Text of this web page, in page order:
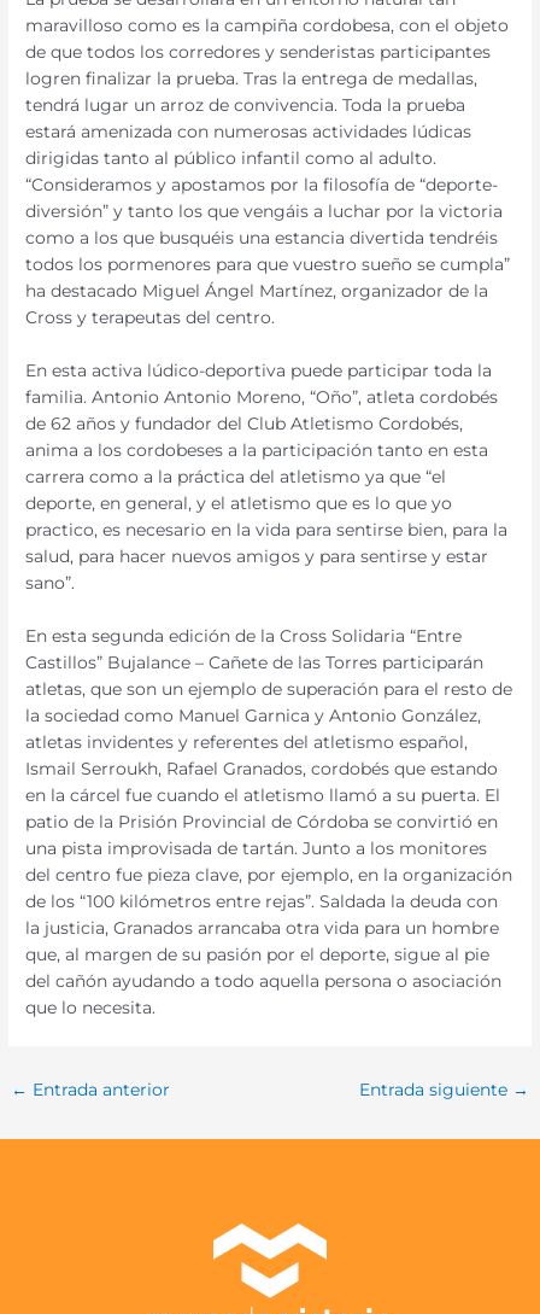
maravilloso como es la campiña cordobesa, con el objeto
de que todos los corredores y senderistas participantes
logren finalizar la prueba. Tras la entrega de medallas,
tendrá lugar un arroz de convivencia. Toda la prueba
estará amenizada con numerosas actividades lúdicas
dirigidas tanto al público infantil como al adulto.
“Consideramos y apostamos por la filosofía de “deporte-
diversión” y tanto los que vengáis a luchar por la victoria
como a los que busquéis una estancia divertida tendréis
todos los pormenores para que vuestro sueño se cumpla”
ha destacado Miguel Ángel Martínez, organizador de la
Cross y terapeutas del centro.
En esta activa lúdico-deportiva puede participar toda la
familia. Antonio Antonio Moreno, “Oño”, atleta cordobés
de 62 años y fundador del Club Atletismo Cordobés,
anima a los cordobeses a la participación tanto en esta
carrera como a la práctica del atletismo ya que “el
deporte, en general, y el atletismo que es lo que yo
practico, es necesario en la vida para sentirse bien, para la
salud, para hacer nuevos amigos y para sentirse y estar
sano”.
En esta segunda edición de la Cross Solidaria “Entre
Castillos” Bujalance – Cañete de las Torres participarán
atletas, que son un ejemplo de superación para el resto de
la sociedad como Manuel Garnica y Antonio González,
atletas invidentes y referentes del atletismo español,
Ismail Serroukh, Rafael Granados, cordobés que estando
en la cárcel fue cuando el atletismo llamó a su puerta. El
patio de la Prisión Provincial de Córdoba se convirtió en
una pista improvisada de tartán. Junto a los monitores
del centro fue pieza clave, por ejemplo, en la organización
de los “100 kilómetros entre rejas”. Saldada la deuda con
la justicia, Granados arrancaba otra vida para un hombre
que, al margen de su pasión por el deporte, sigue al pie
del cañón ayudando a todo aquella persona o asociación
que lo necesita.
← Entrada anterior Entrada siguiente →